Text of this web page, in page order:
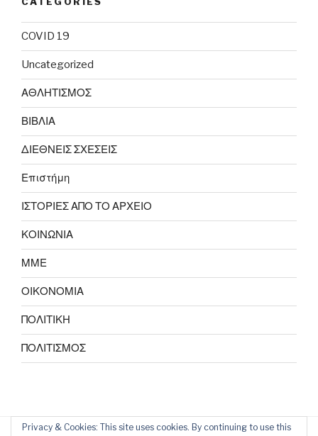
COVID 19
Uncategorized
ΑΘΛΗΤΙΣΜΟΣ
ΒΙΒΛΙΑ
ΔΙΕΘΝΕΙΣ ΣΧΕΣΕΙΣ
Επιστήμη
ΙΣΤΟΡΙΕΣ ΑΠΟ ΤΟ ΑΡΧΕΙΟ
ΚΟΙΝΩΝΙΑ
ΜΜΕ
ΟΙΚΟΝΟΜΙΑ
ΠΟΛΙΤΙΚΗ
ΠΟΛΙΤΙΣΜΟΣ
Privacy & Cookies: This site uses cookies. By continuing to use this